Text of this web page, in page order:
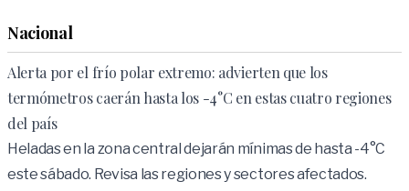
Nacional
Alerta por el frío polar extremo: advierten que los
termómetros caerán hasta los -4°C en estas cuatro regiones
del país
Heladas en la zona central dejarán mínimas de hasta -4°C
este sábado. Revisa las regiones y sectores afectados.